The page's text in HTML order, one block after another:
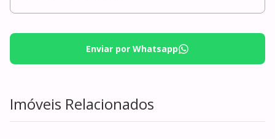
Enviar por Whatsapp
Imóveis Relacionados